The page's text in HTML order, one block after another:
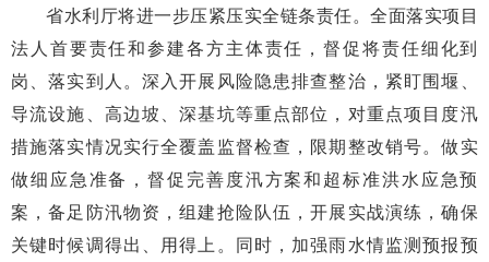
省水利厅将进一步压紧压实全链条责任。全面落实项目
法人首要责任和参建各方主体责任，督促将责任细化到
岗、落实到人。深入开展风险隐患排查整治，紧盯围堰、
导流设施、高边坡、深基坑等重点部位，对重点项目度汛
措施落实情况实行全覆盖监督检查，限期整改销号。做实
做细应急准备，督促完善度汛方案和超标准洪水应急预
案，备足防汛物资，组建抢险队伍，开展实战演练，确保
关键时候调得出、用得上。同时，加强雨水情监测预报预